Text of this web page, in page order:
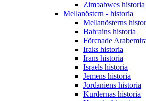
Zimbabwes historia
Mellanöstern - historia
Mellanösterns
Bahrains historia
Förenade
Iraks historia
Irans historia
Israels historia
Jemens historia
Jordaniens historia
Kurdernas historia